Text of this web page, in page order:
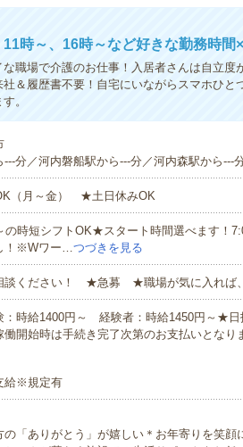
時～、16時～など好きな勤務時間
職場で介護のお仕事！入居者さんは自立度
＆履歴書不要！自宅にいながらスマホひと
。
---分／河内磐船駅から---分／河内森駅から---
（月～金） ★土日休みOK
時短シフトOK★スタート時間選べます！
！※Wワー…つづきを見る
談ください！ ★急募 ★職場が気に入れば、
：時給1400円～ 経験者：時給1450円～★日
開始時は手続き完了次第のお支払いとなり
給※規定有
の「ありがとう」が嬉しい＊お年寄りを笑